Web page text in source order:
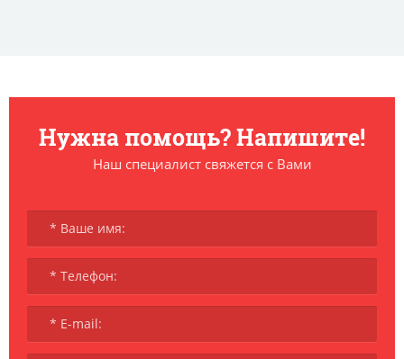
Нужна помощь? Напишите!
Наш специалист свяжется с Вами